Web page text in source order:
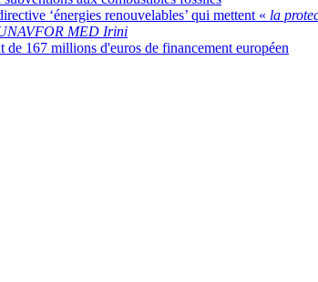
‘énergies renouvelables’ qui mettent « la
MED Irini
167 millions d'euros de financement européen